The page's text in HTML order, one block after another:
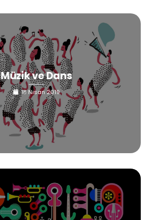
Müzik ve Dans
18 Nisan 2019